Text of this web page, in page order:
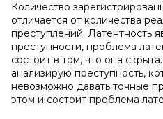
Количество
отличается от количества
преступлений. Латентность
преступности, проблема
состоит в том, что она
анализирую преступность,
невозможно давать точные
этом и состоит проблема